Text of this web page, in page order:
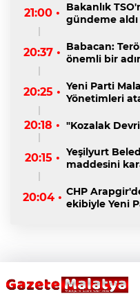
21:00 •
Bakanlık
gündeme aldı
20:37 • Babacan:
önemli bir
20:25 • Yeni Parti
Yönetimleri
20:18 • "Kozalak
20:15 • Yeşilyurt
maddesini
20:04 • CHP
ekibiyle Yeni